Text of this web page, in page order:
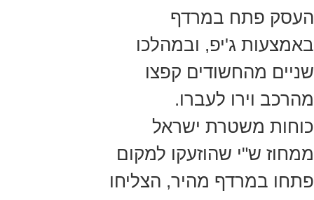
העסק פתח במרדף
באמצעות ג'יפ, ובמהלכו
שניים מהחשודים קפצו
מהרכב וירו לעברו.
כוחות משטרת ישראל
ממחוז ש"י שהוזעקו למקום
פתחו במרדף מהיר, הצליחו